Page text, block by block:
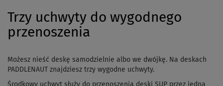
Trzy uchwyty do wygodnego
przenoszenia
Możesz nieść deskę samodzielnie albo we dwójkę. Na deskach
PADDLENAUT znajdziesz trzy wygodne uchwyty.